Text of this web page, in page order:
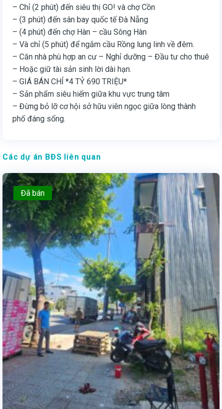
– Chỉ (2 phút) đến siêu thị GO! và chợ Cồn
– (3 phút) đến sân bay quốc tế Đà Nẵng
– (4 phút) đến chợ Hàn – cầu Sông Hàn
– Và chỉ (5 phút) để ngắm cầu Rồng lung linh về đêm.
– Căn nhà phù hợp an cư – Nghỉ dưỡng – Đầu tư cho thuê
– Hoặc giữ tài sản sinh lời dài hạn.
– GIÁ BÁN CHỈ *4 TỶ 690 TRIỆU*
– Sản phẩm siêu hiếm giữa khu vực trung tâm
– Đừng bỏ lỡ cơ hội sở hữu viên ngọc giữa lòng thành
phố đáng sống.
Các dự án BĐS liên quan
Đã bán